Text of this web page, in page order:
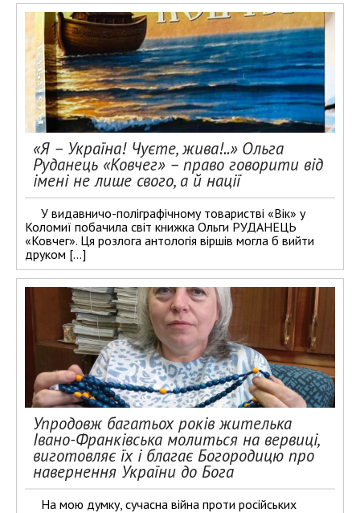
«Я – Україна! Чуєте, жива!..» Ольга
Руданець «Ковчег» – право говорити від
імені не лише свого, а й нації
У видавничо-поліграфічному товаристві «Вік» у
Коломиї побачила світ книжка Ольги РУДАНЕЦЬ
«Ковчег». Ця розлога антологія віршів могла б вийти
друком […]
Упродовж багатьох років жителька
Івано-Франківська молиться на вервиці,
виготовляє їх і благає Богородицю про
навернення України до Бога
На мою думку, сучасна війна проти російських